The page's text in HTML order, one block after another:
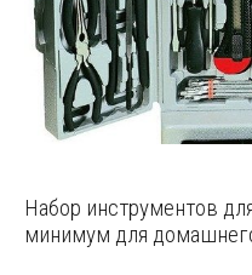
Набор инструментов
минимум для